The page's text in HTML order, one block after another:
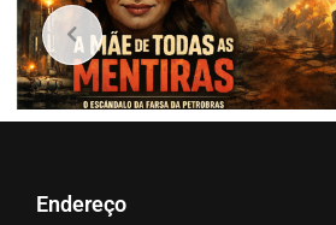
Endereço